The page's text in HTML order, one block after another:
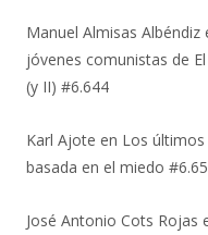
Manuel Almisas Albéndiz
jóvenes comunistas de
(y II) #6.644
Karl Ajote en Los
basada en el miedo
José Antonio Cots Rojas